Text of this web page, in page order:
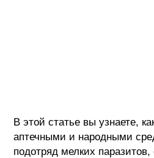
В этой статье вы узнаете,
аптечными и народными
подотряд мелких